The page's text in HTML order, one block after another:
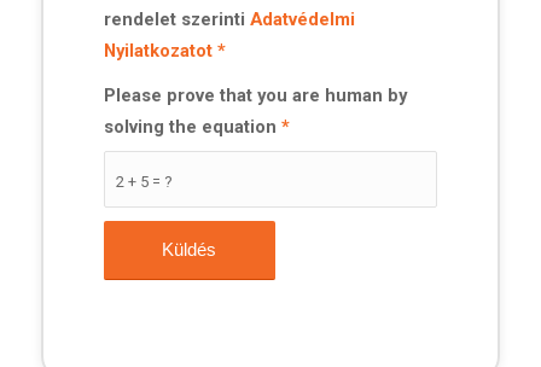
rendelet szerinti Adatvédelmi
Nyilatkozatot *
2 + 5 = ?
Please prove that you are human by
solving the equation *